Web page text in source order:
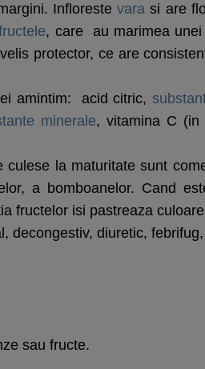
Infloreste vara si are
, care au marimea unei
protector, ce are
amintim: acid citric,
minerale, vitamina C (in
la maturitate sunt
a bomboanelor. Cand
fructelor isi pastreaza
decongestiv, diuretic,
sau fructe.